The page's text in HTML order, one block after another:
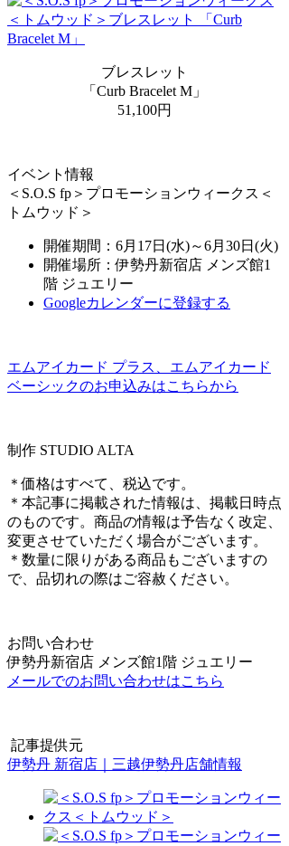
ブレスレット
「Curb Bracelet M」
51,100円
イベント情報
＜S.O.S fp＞プロモーションウィークス＜
トムウッド＞
開催期間：6月17日(水)～6月30日(火)
開催場所：伊勢丹新宿店 メンズ館1
階 ジュエリー
Googleカレンダーに登録する
エムアイカード プラス、エムアイカード
ベーシックのお申込みはこちらから
制作 STUDIO ALTA
＊価格はすべて、税込です。
＊本記事に掲載された情報は、掲載日時点
のものです。商品の情報は予告なく改定、
変更させていただく場合がございます。
＊数量に限りがある商品もございますの
で、品切れの際はご容赦ください。
お問い合わせ
伊勢丹新宿店 メンズ館1階 ジュエリー
メールでのお問い合わせはこちら
記事提供元
伊勢丹 新宿店｜三越伊勢丹店舗情報